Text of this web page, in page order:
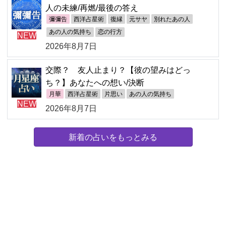
NEW
人の未練/再燃/最後の答え
彌彌告 西洋占星術 復縁 元サヤ 別れたあの人
あの人の気持ち 恋の行方
2026年8月7日
NEW
交際？ 友人止まり？【彼の望みはどっ
ち？】あなたへの想い/決断
月華 西洋占星術 片思い あの人の気持ち
2026年8月7日
新着の占いをもっとみる